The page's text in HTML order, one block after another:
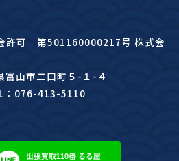
許可 第501160000217号 株式会
山市二口町５-１-４
：076-413-5110